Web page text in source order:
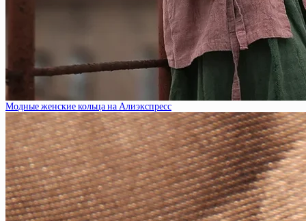
Модные женские кольца на Алиэкспресс